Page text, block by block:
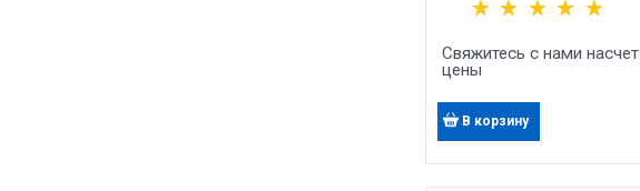
Свяжитесь с нами насчет
цены
В корзину